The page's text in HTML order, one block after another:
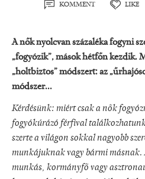
KOMMENT LIKE
A nők nyolcvan százaléka fogyni
„fogyózik”, mások hétfőn kezdik.
„holtbiztos” módszert: az
módszer...
Kérdésünk: miért csak a nők
fogyókúrázó férfival
szerte a világon sokkal nagyobb
munkájuknak vagy bármi másnak.
munkás, kormányfő vagy